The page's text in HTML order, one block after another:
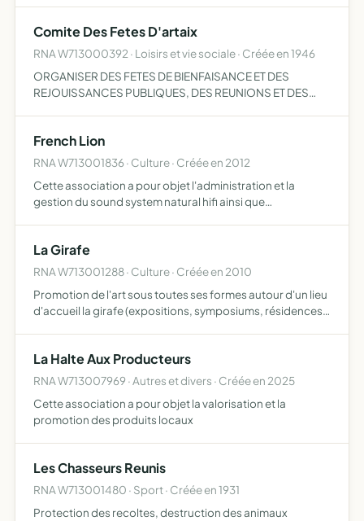
Comite Des Fetes D'artaix
RNA W713000392 · Loisirs et vie sociale · Créée en 1946
ORGANISER DES FETES DE BIENFAISANCE ET DES
REJOUISSANCES PUBLIQUES, DES REUNIONS ET DES
French Lion
RNA W713001836 · Culture · Créée en 2012
Cette association a pour objet l'administration et la
gestion du sound system natural hifi ainsi que
La Girafe
RNA W713001288 · Culture · Créée en 2010
Promotion de l'art sous toutes ses formes autour d'un lieu
d'accueil la girafe (expositions, symposiums, résidences
La Halte Aux Producteurs
RNA W713007969 · Autres et divers · Créée en 2025
Cette association a pour objet la valorisation et la
promotion des produits locaux
Les Chasseurs Reunis
RNA W713001480 · Sport · Créée en 1931
Protection des recoltes, destruction des animaux